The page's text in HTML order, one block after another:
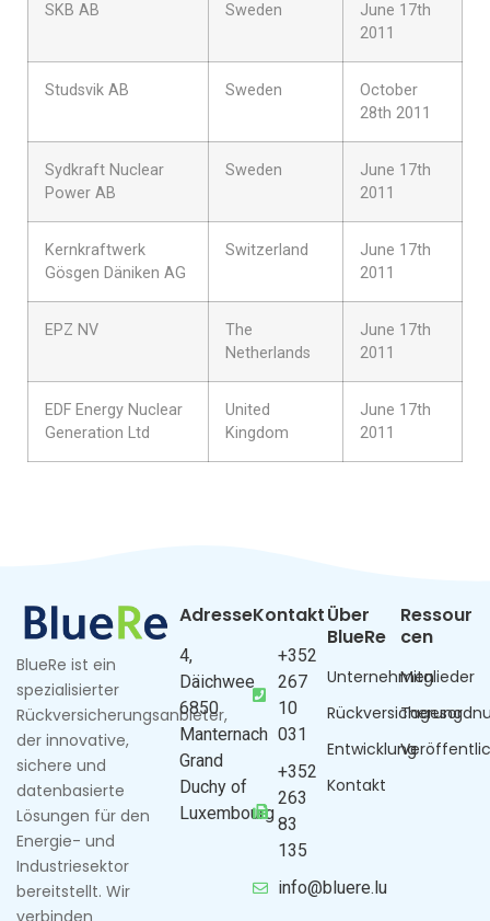
SKB AB Sweden
June 17th
2011
Studsvik AB Sweden
October
28th 2011
Sydkraft Nuclear
Power AB
Sweden
June 17th
2011
Kernkraftwerk
Gösgen Däniken AG
Switzerland
June 17th
2011
EPZ NV
The
Netherlands
June 17th
2011
EDF Energy Nuclear
Generation Ltd
United
Kingdom
June 17th
2011
BlueRe ist ein
spezialisierter
Rückversicherungsanbieter,
der innovative,
sichere und
datenbasierte
Lösungen für den
Energie- und
Industriesektor
bereitstellt. Wir
Adresse
4,
Däichwee
6850
Manternach
Grand
Duchy of
Luxembourg
Kontakt
+352
267
10
031
+352
263
83
135
info@bluere.lu
Über
BlueRe
Unternehmen
Rückversicherung
Entwicklung
Kontakt
Ressour
cen
Mitglieder